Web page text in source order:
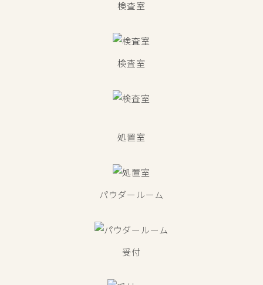
検査室
検査室
処置室
パウダールーム
受付